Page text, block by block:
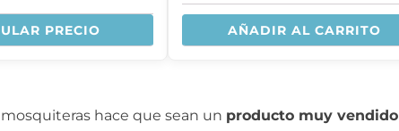
PRECIO
de 5
AÑADIR AL CARRITO
hace que sean un producto muy vendido